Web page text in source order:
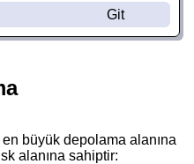
Git
büyük depolama alanına
alanına sahiptir: